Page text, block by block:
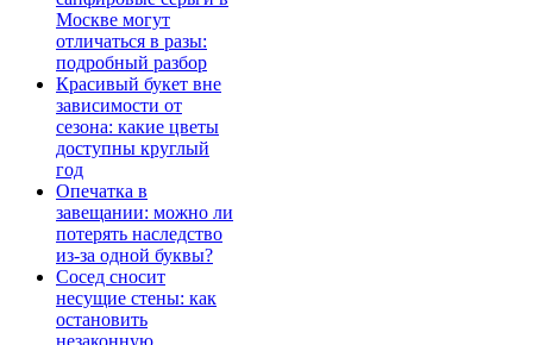
Москве могут
отличаться в разы:
подробный разбор
Красивый букет вне
зависимости от
сезона: какие цветы
доступны круглый
год
Опечатка в
завещании: можно ли
потерять наследство
из-за одной буквы?
Сосед сносит
несущие стены: как
остановить